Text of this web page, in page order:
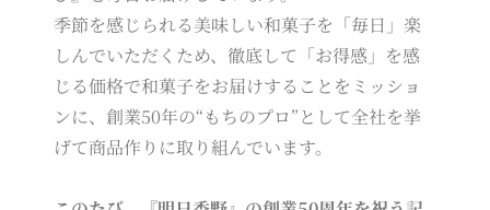
季節を感じられる美味しい和菓子を「毎日」楽
しんでいただくため、徹底して「お得感」を感
じる価格で和菓子をお届けすることをミッショ
ンに、創業50年の“もちのプロ”として全社を挙
げて商品作りに取り組んでいます。